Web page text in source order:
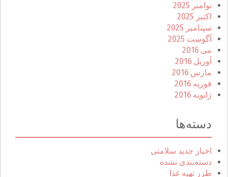
نوامبر 2025
اکتبر 2025
سپتامبر 2025
آگوست 2025
می 2016
آوریل 2016
مارس 2016
فوریه 2016
ژانویه 2016
دسته‌ها
اخبار جدید سلامتی
دسته‌بندی نشده
طرز تهیه غذا